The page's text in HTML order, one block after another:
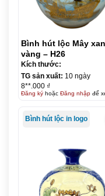
Bình hút lộc Mây
vàng – H26
Kích thước:
TG sản xuất: 10 ngày
8**.000 ₫
Đăng kýhoặc Đăng nhậpđể
Bình hút lộc in logo